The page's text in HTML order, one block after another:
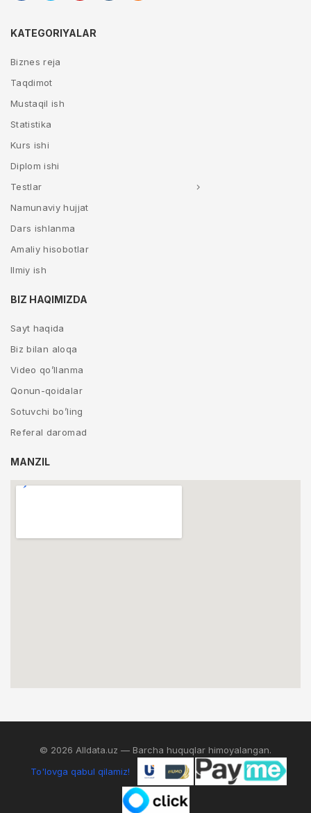
KATEGORIYALAR
Biznes reja
Taqdimot
Mustaqil ish
Statistika
Kurs ishi
Diplom ishi
Testlar
Namunaviy hujjat
Dars ishlanma
Amaliy hisobotlar
Ilmiy ish
BIZ HAQIMIZDA
Sayt haqida
Biz bilan aloqa
Video qo’llanma
Qonun-qoidalar
Sotuvchi bo’ling
Referal daromad
MANZIL
© 2026 Alldata.uz — Barcha huquqlar himoyalangan.
To'lovga qabul qilamiz!